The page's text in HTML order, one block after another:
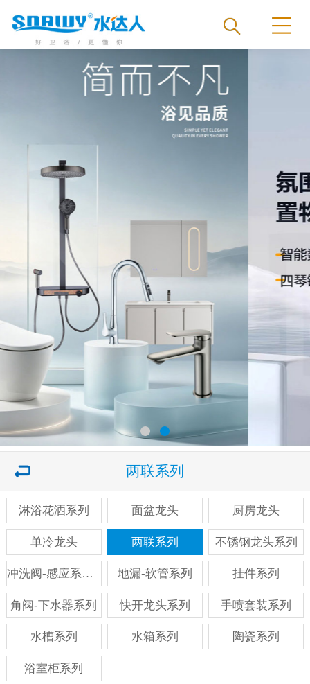
两联系列
淋浴花洒系列 面盆龙头 厨房龙头
单冷龙头 两联系列 不锈钢龙头系列
冲洗阀-感应系列系列 地漏-软管系列 挂件系列
角阀-下水器系列 快开龙头系列 手喷套装系列
水槽系列 水箱系列 陶瓷系列
浴室柜系列